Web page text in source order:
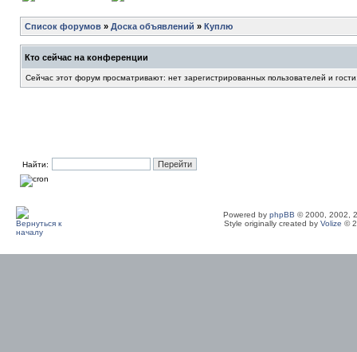
Список форумов » Доска объявлений » Куплю
Кто сейчас на конференции
Сейчас этот форум просматривают: нет зарегистрированных пользователей и
Найти:
Powered by phpBB © 2000, 2002,
Style originally created by Volize ©